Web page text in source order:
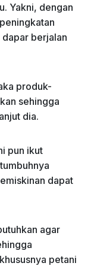
Yakni, dengan
berjalan
produk-
sehingga
dia.
pun ikut
dapat
agar
petani